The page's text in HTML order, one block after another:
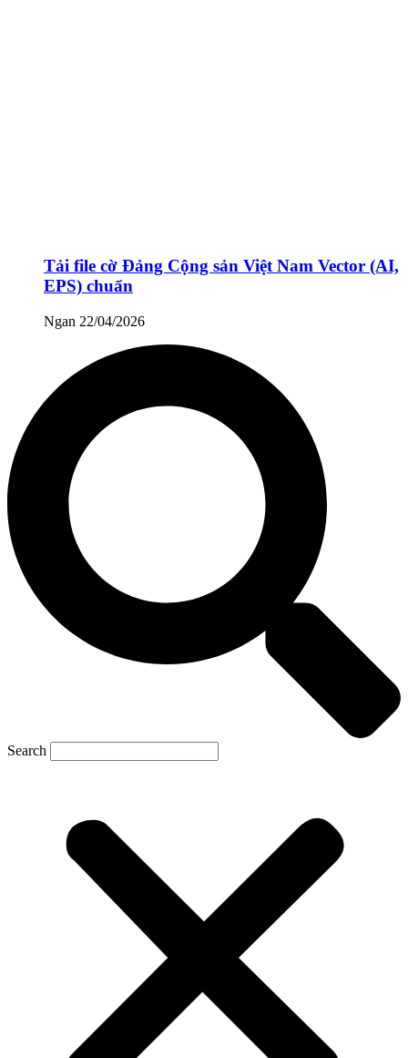
Tải file cờ Đảng Cộng sản Việt Nam Vector (AI,
EPS) chuẩn
Ngan 22/04/2026
Search